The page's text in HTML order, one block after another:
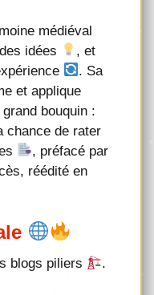
médiéval
idées
, et
. Sa
et applique
bouquin :
chance de rater
, préfacé par
réédité en
blogs piliers .